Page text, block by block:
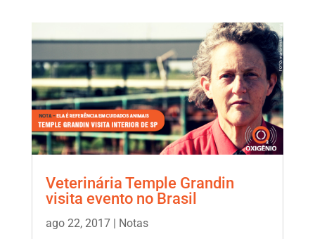
Veterinária Temple Grandin
visita evento no Brasil
ago 22, 2017| Notas